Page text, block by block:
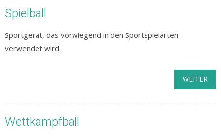
Spielball
Sportgerät, das vorwiegend in den Sportspielarten
verwendet wird.
WEITER
Wettkampfball